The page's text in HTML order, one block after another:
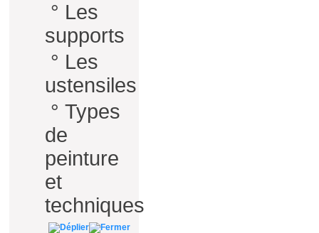
° Les
supports
° Les
ustensiles
° Types
de
peinture
et
techniques